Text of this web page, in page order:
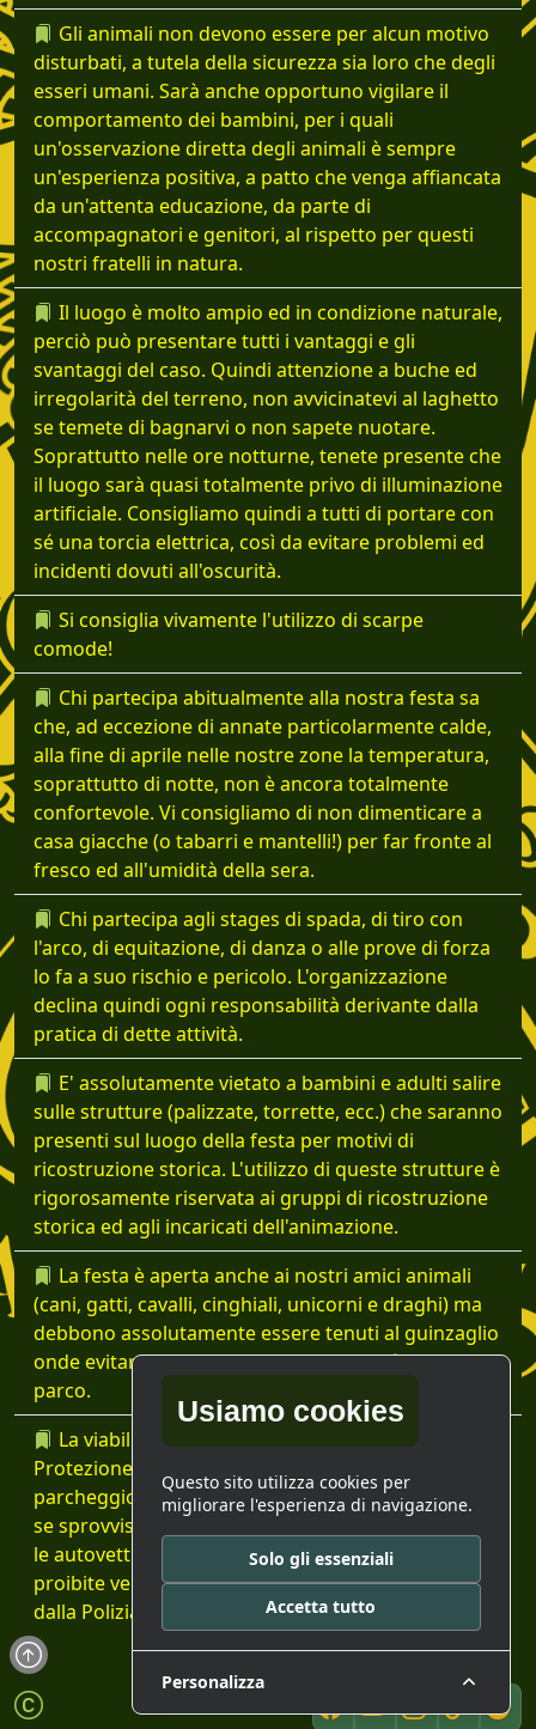
Gli animali non devono essere per alcun motivo
disturbati, a tutela della sicurezza sia loro che degli
esseri umani. Sarà anche opportuno vigilare il
comportamento dei bambini, per i quali
un'osservazione diretta degli animali è sempre
un'esperienza positiva, a patto che venga affiancata
da un'attenta educazione, da parte di
accompagnatori e genitori, al rispetto per questi
nostri fratelli in natura.
Il luogo è molto ampio ed in condizione naturale,
perciò può presentare tutti i vantaggi e gli
svantaggi del caso. Quindi attenzione a buche ed
irregolarità del terreno, non avvicinatevi al laghetto
se temete di bagnarvi o non sapete nuotare.
Soprattutto nelle ore notturne, tenete presente che
il luogo sarà quasi totalmente privo di illuminazione
artificiale. Consigliamo quindi a tutti di portare con
sé una torcia elettrica, così da evitare problemi ed
incidenti dovuti all'oscurità.
Si consiglia vivamente l'utilizzo di scarpe
comode!
Chi partecipa abitualmente alla nostra festa sa
che, ad eccezione di annate particolarmente calde,
alla fine di aprile nelle nostre zone la temperatura,
soprattutto di notte, non è ancora totalmente
confortevole. Vi consigliamo di non dimenticare a
casa giacche (o tabarri e mantelli!) per far fronte al
fresco ed all'umidità della sera.
Chi partecipa agli stages di spada, di tiro con
l'arco, di equitazione, di danza o alle prove di forza
lo fa a suo rischio e pericolo. L'organizzazione
declina quindi ogni responsabilità derivante dalla
pratica di dette attività.
E' assolutamente vietato a bambini e adulti salire
sulle strutture (palizzate, torrette, ecc.) che saranno
presenti sul luogo della festa per motivi di
ricostruzione storica. L'utilizzo di queste strutture è
rigorosamente riservata ai gruppi di ricostruzione
storica ed agli incaricati dell'animazione.
La festa è aperta anche ai nostri amici animali
(cani, gatti, cavalli, cinghiali, unicorni e draghi) ma
debbono assolutamente essere tenuti al guinzaglio
onde evitare problemi con gli animali già ospiti del
parco.
La viabilità sarà gestita dal gruppo della
Protezione Civile e vi saranno aree in cui il
parcheggio delle autovetture non sarà consentito
se sprovviste di idoneo pass auto. Si avverte che se
le autovetture verranno parcheggiate nelle zone
proibite verranno inesorabilmente fatte rimuovere
dalla Polizia Municipale.
Usiamo cookies
Questo sito utilizza cookies per
migliorare l'esperienza di navigazione.
Solo gli essenziali
Accetta tutto
Personalizza